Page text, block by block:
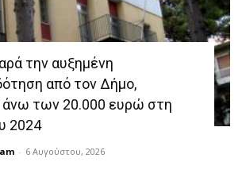
την αυξημένη
από τον Δήμο,
άνω των 20.000 ευρώ στη
2024
- 6 Αυγούστου, 2026